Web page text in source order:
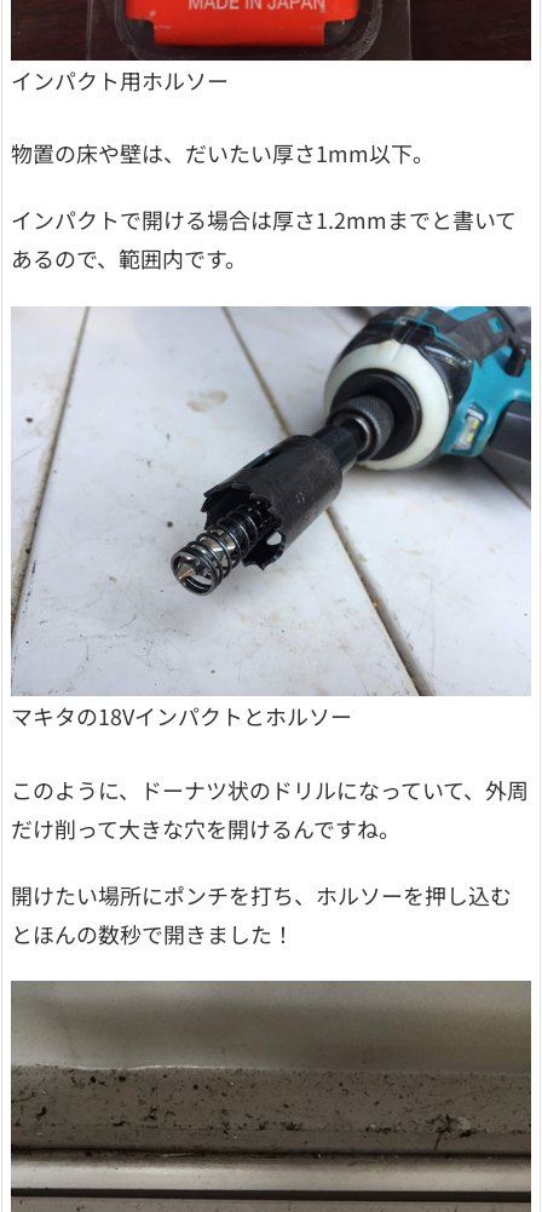
インパクト用ホルソー
物置の床や壁は、だいたい厚さ1mm以下。
インパクトで開ける場合は厚さ1.2mmまでと書いて
あるので、範囲内です。
マキタの18Vインパクトとホルソー
このように、ドーナツ状のドリルになっていて、外周
だけ削って大きな穴を開けるんですね。
開けたい場所にポンチを打ち、ホルソーを押し込む
とほんの数秒で開きました！